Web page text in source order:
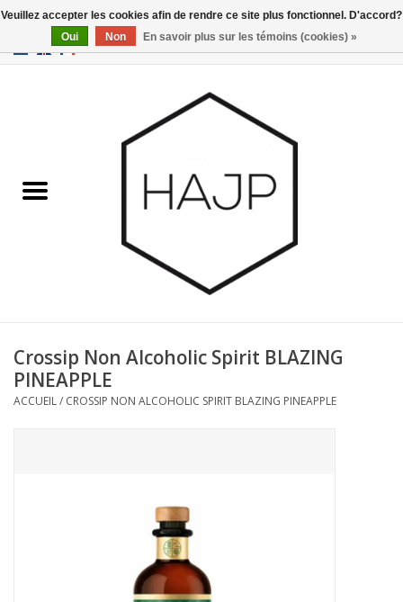
EUR/GBP 0 Articles - €0,00
Gadgets
Marques
Crossip Non Alcoholic Spirit BLAZING
PINEAPPLE
ACCUEIL/ CROSSIP NON ALCOHOLIC SPIRIT BLAZING PINEAPPLE
Veuillez accepter les cookies afin de rendre ce site plus fonctionnel. D'accord?
Oui
Non En savoir plus sur les témoins (cookies) »